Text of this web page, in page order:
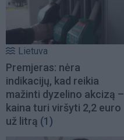
Lietuva
Premjeras: nėra
indikacijų, kad reikia
mažinti dyzelino akcizą –
kaina turi viršyti 2,2 euro
už litrą (1)